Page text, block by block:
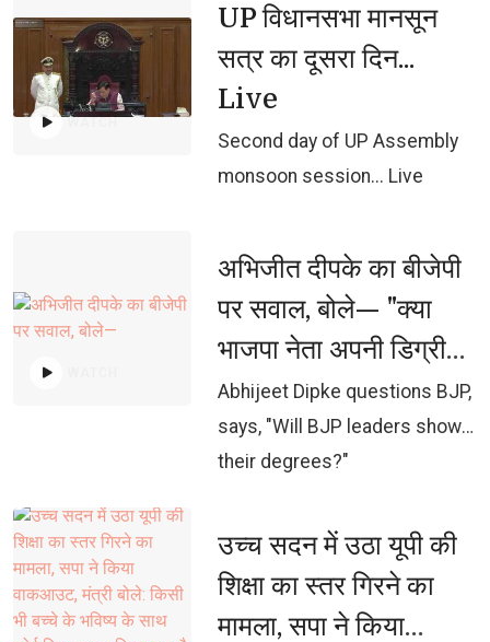
59,000 crore presented
WATCH
UP विधानसभा मानसून
सत्र का दूसरा दिन...
Live
Second day of UP Assembly
monsoon session... Live
अभिजीत दीपके का बीजेपी
पर सवाल, बोले— "क्या
भाजपा नेता अपनी डिग्री
दिखाएंगे?"
Abhijeet Dipke questions BJP,
says, "Will BJP leaders show
their degrees?"
उच्च सदन में उठा यूपी की
शिक्षा का स्तर गिरने का
मामला, सपा ने किया